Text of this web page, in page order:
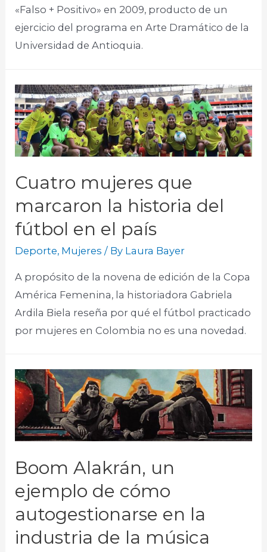
«Falso + Positivo» en 2009, producto de un
ejercicio del programa en Arte Dramático de la
Universidad de Antioquia. ​
Cuatro mujeres que
marcaron la historia del
fútbol en el país
Deporte, Mujeres / By Laura Bayer
A propósito de la novena de edición de la Copa
América Femenina, la historiadora Gabriela
Ardila Biela reseña por qué el fútbol practicado
por mujeres en Colombia no es una novedad.
Boom Alakrán, un
ejemplo de cómo
autogestionarse en la
industria de la música